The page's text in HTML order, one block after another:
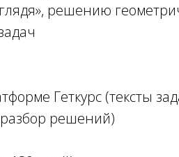
решению
Геткурс (тексты
решений)